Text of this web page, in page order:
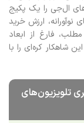
ال‌جی را یک پکیج
نوآورانه، ارزش خرید
فارغ از ابعاد
شاهکار کره‌ای را با
تلویزیون‌های